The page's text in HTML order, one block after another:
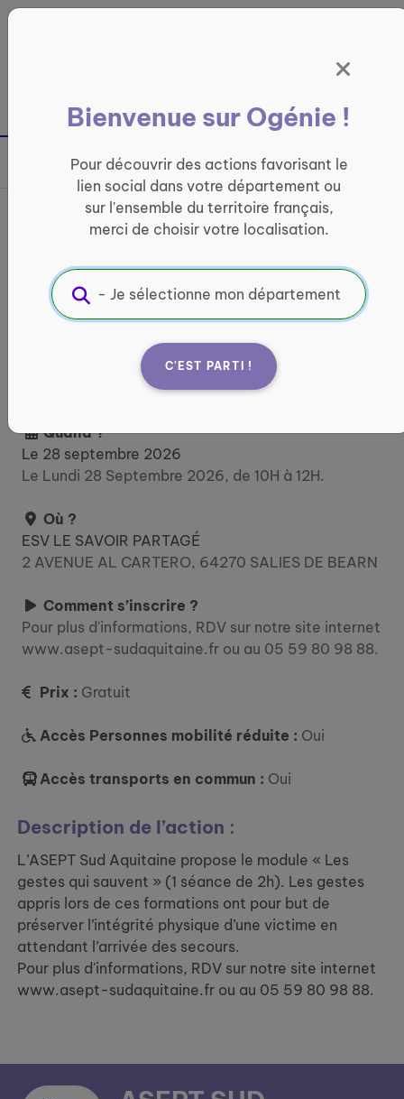
France entière
Bienvenue sur Ogénie !
Pour découvrir des actions favorisant le
lien social dans votre département ou
sur l'ensemble du territoire français,
merci de choisir votre localisation.
C'EST PARTI !
Partager sur
ATELIER GESTES QUI
SAUVENT - 64 - SALIES DE
BEARN
ATELIERS PRÉVENTION
Informations pratiques :
Quand ?
Le 28 septembre 2026
Le Lundi 28 Septembre 2026, de 10H à 12H.
Où ?
ESV LE SAVOIR PARTAGÉ
2 AVENUE AL CARTERO, 64270 SALIES DE BEARN
Comment s’inscrire ?
Pour plus d'informations, RDV sur notre site internet
www.asept-sudaquitaine.fr ou au 05 59 80 98 88.
Prix : Gratuit
Accès Personnes mobilité réduite : Oui
Accès transports en commun : Oui
Description de l’action :
L’ASEPT Sud Aquitaine propose le module « Les
gestes qui sauvent » (1 séance de 2h). Les gestes
appris lors de ces formations ont pour but de
préserver l’intégrité physique d’une victime en
attendant l’arrivée des secours.
Pour plus d'informations, RDV sur notre site internet
www.asept-sudaquitaine.fr ou au 05 59 80 98 88.
Panneau de gestion des cookies